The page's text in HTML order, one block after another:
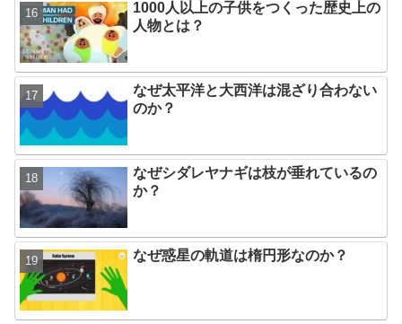
1000人以上の子供をつくった歴史上の
人物とは？
なぜ太平洋と大西洋は混ざり合わない
のか？
なぜシダレヤナギは枝が垂れているの
か？
なぜ惑星の軌道は楕円形なのか？